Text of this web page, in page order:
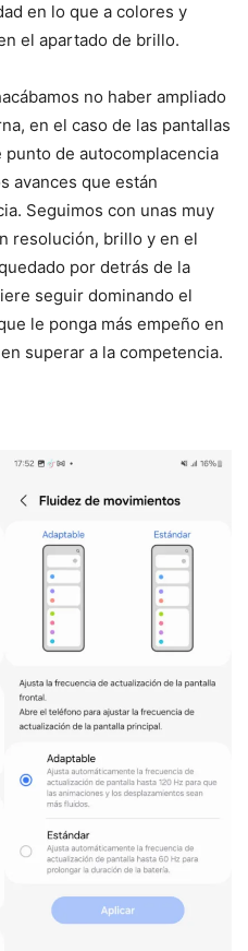
en lo que a colores y
el apartado de brillo.
no haber ampliado
en el caso de las pantallas
de autocomplacencia
avances que están
Seguimos con unas muy
resolución, brillo y en el
por detrás de la
seguir dominando el
le ponga más empeño en
superar a la competencia.